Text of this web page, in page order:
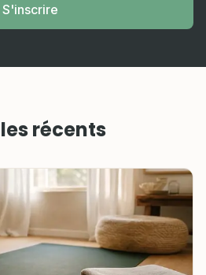
S'inscrire
récents